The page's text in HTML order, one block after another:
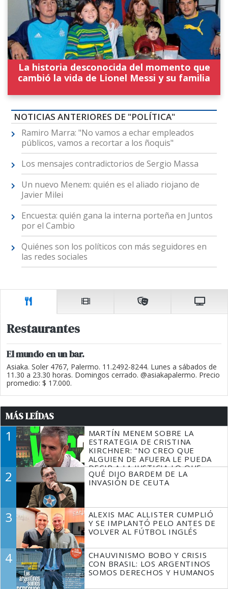
La historia desconocida del momento que
cambió la vida de Lionel Messi y su familia
NOTICIAS ANTERIORES DE "POLÍTICA"
Ramiro Marra: "No vamos a echar empleados
públicos, vamos a recortar a los ñoquis"
Los mensajes contradictorios de Sergio Massa
Un nuevo Menem: quién es el aliado riojano de
Javier Milei
Encuesta: quién gana la interna porteña en Juntos
por el Cambio
Quiénes son los políticos con más seguidores en
las redes sociales
Restaurantes
El mundo en un bar.
Asiaka. Soler 4767, Palermo. 11.2492-8244. Lunes a sábados de
11.30 a 23.30 horas. Domingos cerrado. @asiakapalermo. Precio
promedio: $ 17.000.
MÁS LEÍDAS
1
MARTÍN MENEM SOBRE LA
ESTRATEGIA DE CRISTINA
KIRCHNER: "NO CREO QUE
ALGUIEN DE AFUERA LE PUEDA
DECIR A LA JUSTICIA LO QUE
TIENE QUE HACER"
2
QUÉ DIJO BARDEM DE LA
INVASIÓN DE CEUTA
3
ALEXIS MAC ALLISTER CUMPLIÓ
Y SE IMPLANTÓ PELO ANTES DE
VOLVER AL FÚTBOL INGLÉS
4
CHAUVINISMO BOBO Y CRISIS
CON BRASIL: LOS ARGENTINOS
SOMOS DERECHOS Y HUMANOS